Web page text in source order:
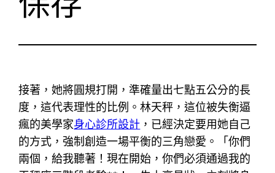
接著，她將圓規打開，準確量出七點五公分的長
度，這代表理性的比例。林天秤，這位被失衡逼
瘋的美學家身心診所設計 ，已經決定要用她自己
的方式，強制創造一場平衡的三角戀愛。「你們
兩個，給我聽著！現在開始，你們必須通過我的